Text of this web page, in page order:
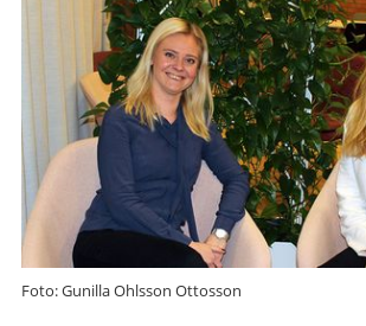
Foto: Gunilla Ohlsson Ottosson